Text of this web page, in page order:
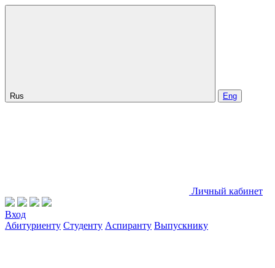
Rus Eng
Личный кабинет
Вход
Абитуриенту Студенту Аспиранту Выпускнику